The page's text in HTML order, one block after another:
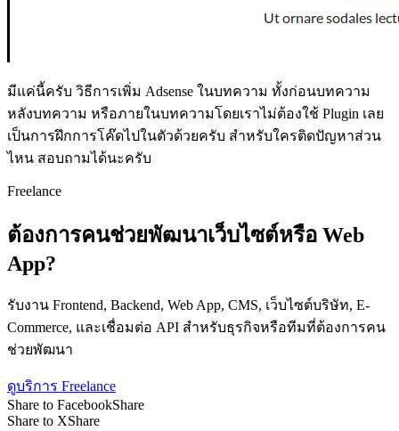
มีแค่นี้ครับ วิธีการเพิ่ม Adsense ในบทความ ทั้งก่อนบทความ
หลังบทความ หรือภายในบทความโดยเราไม่ต้องใช้ Plugin เลย
เป็นการฝึกการโค๊ดไปในตัวด้วยครับ สำหรับใครติดปัญหาส่วน
ไหน สอบถามได้นะครับ
Freelance
ต้องการคนช่วยพัฒนาเว็บไซต์หรือ Web
App?
รับงาน Frontend, Backend, Web App, CMS, เว็บไซต์บริษัท, E-
Commerce, และเชื่อมต่อ API สำหรับธุรกิจหรือทีมที่ต้องการคน
ช่วยพัฒนา
ดูบริการ Freelance
Share to FacebookShare
Share to XShare